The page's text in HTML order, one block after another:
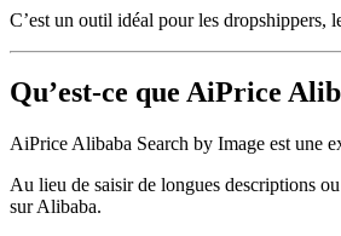
C’est un outil idéal pour les dropshippers,
Qu’est-ce que AiPrice
AiPrice Alibaba Search by Image est une
Au lieu de saisir de longues descriptions
sur Alibaba.